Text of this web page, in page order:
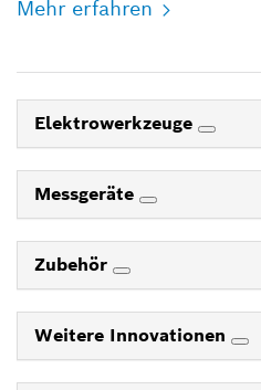
Mehr erfahren
Elektrowerkzeuge
Messgeräte
Zubehör
Weitere Innovationen